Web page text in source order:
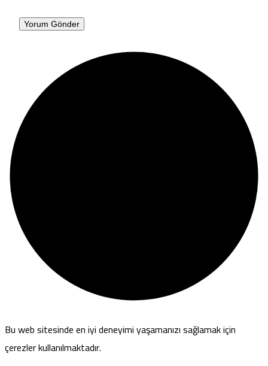
Yorum Gönder
Bu web sitesinde en iyi deneyimi yaşamanızı sağlamak için
çerezler kullanılmaktadır.